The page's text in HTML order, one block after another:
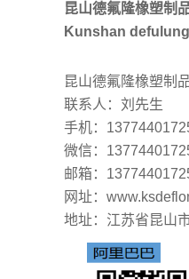
昆山德氟隆橡塑制
Kunshan
昆山德氟隆橡塑制
联系人：刘先生
手机：
微信：
邮箱：
网址：
地址： 江苏省昆山